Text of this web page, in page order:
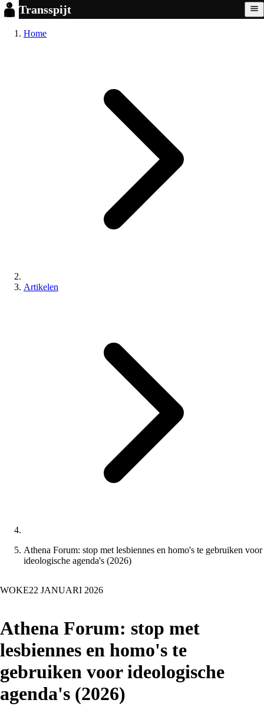
Transspijt
Home
Artikelen
Athena Forum: stop met lesbiennes en homo's te gebruiken voor
ideologische agenda's (2026)
WOKE22 JANUARI 2026
Athena Forum: stop met
lesbiennes en homo's te
gebruiken voor ideologische
agenda's (2026)